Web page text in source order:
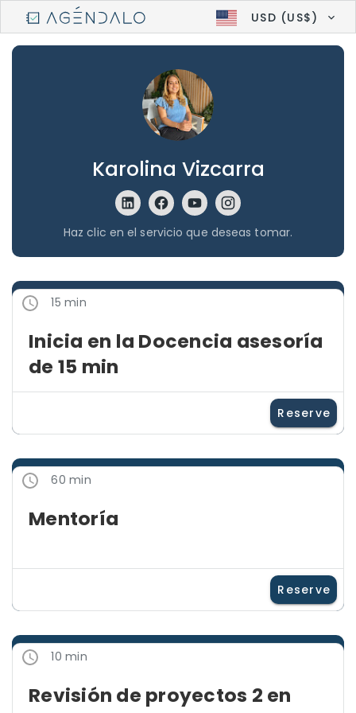
USD (US$)
Karolina Vizcarra
Haz clic en el servicio que deseas tomar.
15 min
Inicia en la Docencia asesoría
de 15 min
Reserve
60 min
Mentoría
Reserve
10 min
Revisión de proyectos 2 en